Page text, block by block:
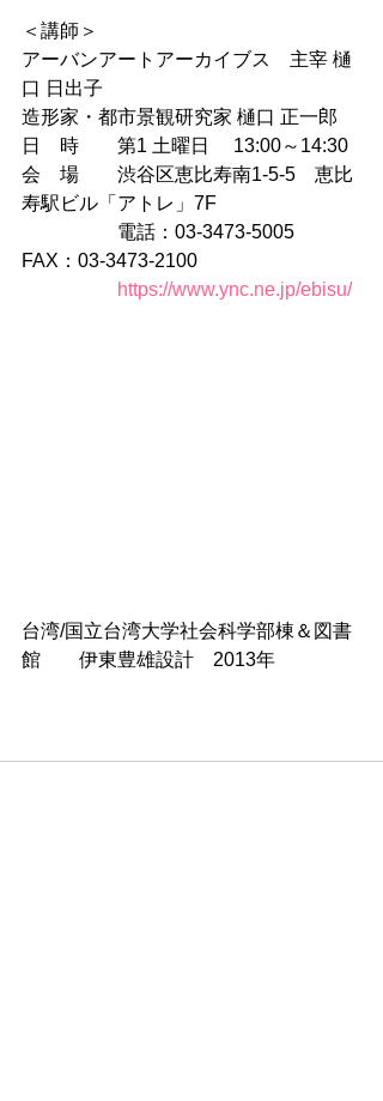
＜講師＞
アーバンアートアーカイブス　主宰 樋
口 日出子
造形家・都市景観研究家 樋口 正一郎
日　時　　第1 土曜日　 13:00～14:30
会　場　　渋谷区恵比寿南1-5-5　恵比
寿駅ビル「アトレ」7F
電話：03-3473-5005
FAX：03-3473-2100
https://www.ync.ne.jp/ebisu/
台湾/国立台湾大学社会科学部棟＆図書
館　　伊東豊雄設計　2013年